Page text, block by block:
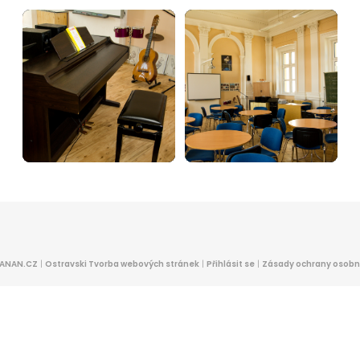
| Ostravski Tvorba webových stránek | Přihlásit se | Zásady ochrany